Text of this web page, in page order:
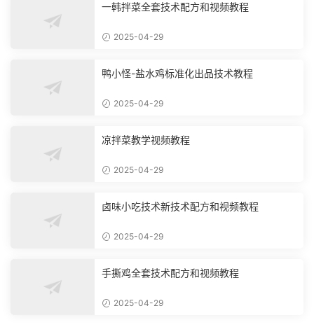
一韩拌菜全套技术配方和视频教程
2025-04-29
鸭小怪-盐水鸡标准化出品技术教程
2025-04-29
凉拌菜教学视频教程
2025-04-29
卤味小吃技术新技术配方和视频教程
2025-04-29
手撕鸡全套技术配方和视频教程
2025-04-29